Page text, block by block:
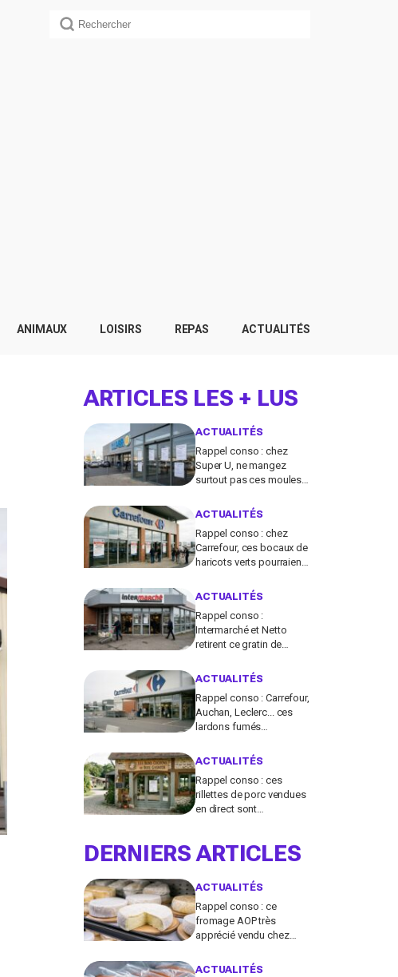
ANIMAUX LOISIRS REPAS ACTUALITÉS
ARTICLES LES + LUS
ACTUALITÉS
Rappel conso : chez
Super U, ne mangez
surtout pas ces moules
toxines diarrhéiques
ACTUALITÉS
Rappel conso : chez
Carrefour, ces bocaux de
haricots verts pourraient
de verre
ACTUALITÉS
Rappel conso :
Intermarché et Netto
retirent ce gratin de
de Listeria
ACTUALITÉS
Rappel conso : Carrefour,
Auchan, Leclerc... ces
lardons fumés
salmonelle à vérifier chez
ACTUALITÉS
Rappel conso : ces
rillettes de porc vendues
en direct sont
frigo
DERNIERS ARTICLES
ACTUALITÉS
Rappel conso : ce
fromage AOP très
apprécié vendu chez
contaminé par la Listeria
ACTUALITÉS